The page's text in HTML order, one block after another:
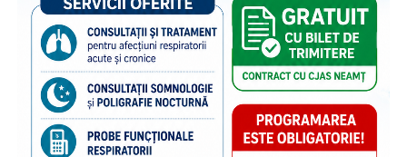
dată pe săptămână, 17% mai rar, iar 4% preferă să discute
despre aceste aspecte cu altcineva.
„Cu toate că înțeleg rațional motivele care i-au determinat
pe părinți să plece în străinătate, pentru a le putea asigura
un trai decent, copiii rămași cel mai adesea în grija rudelor
din țară resimt absența părinților zi de zi, mai ales atunci